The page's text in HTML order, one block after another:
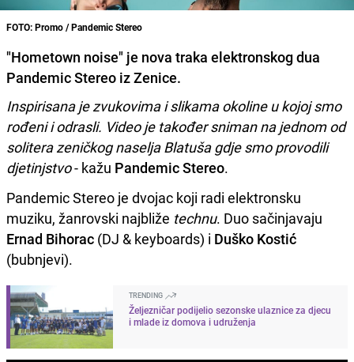
FOTO: Promo / Pandemic Stereo
"Hometown noise" je nova traka elektronskog dua
Pandemic Stereo iz Zenice.
Inspirisana je zvukovima i slikama okoline u kojoj smo
rođeni i odrasli. Video je također sniman na jednom od
solitera zeničkog naselja Blatuša gdje smo provodili
djetinjstvo- kažu Pandemic Stereo.
Pandemic Stereo je dvojac koji radi elektronsku
muziku, žanrovski najbliže technu. Duo sačinjavaju
Ernad Bihorac (DJ & keyboards) i Duško Kostić
(bubnjevi).
TRENDING
Željezničar podijelio sezonske ulaznice za djecu
i mlade iz domova i udruženja